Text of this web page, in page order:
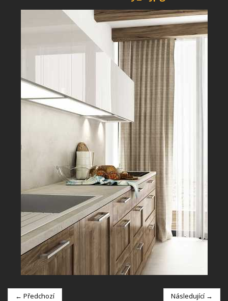
← Předchozí Následující →